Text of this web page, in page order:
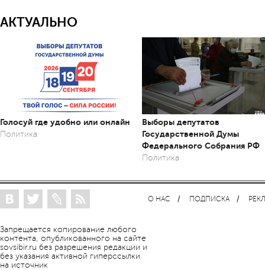
АКТУАЛЬНО
Голосуй где удобно или онлайн
Политика
Выборы депутатов
Государственной Думы
Федерального Собрания РФ
Политика
Запрещается копирование любого
контента, опубликованного на сайте
sovsibir.ru без разрешения редакции и
без указания активной гиперссылки
на источник
О НАС ПОДПИСКА